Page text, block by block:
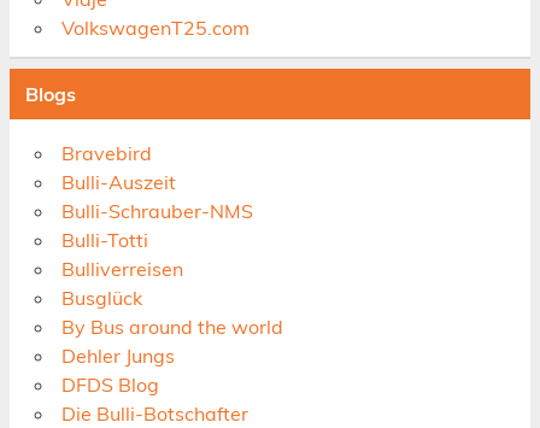
VolkswagenT25.com
Blogs
Bravebird
Bulli-Auszeit
Bulli-Schrauber-NMS
Bulli-Totti
Bulliverreisen
Busglück
By Bus around the world
Dehler Jungs
DFDS Blog
Die Bulli-Botschafter